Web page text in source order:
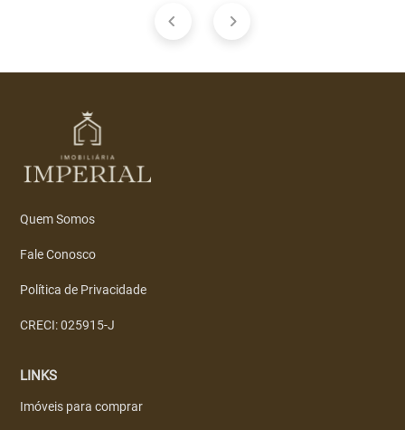
Quem Somos
Fale Conosco
Política de Privacidade
CRECI: 025915-J
LINKS
Imóveis para comprar